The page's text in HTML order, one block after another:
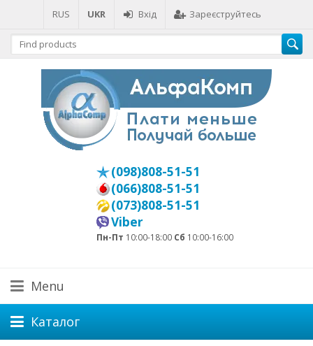
RUS UKR Вхід Зареєструйтесь
(098)808-51-51
(066)808-51-51
(073)808-51-51
Viber
Пн-Пт 10:00-18:00 Сб 10:00-16:00
Menu
Каталог